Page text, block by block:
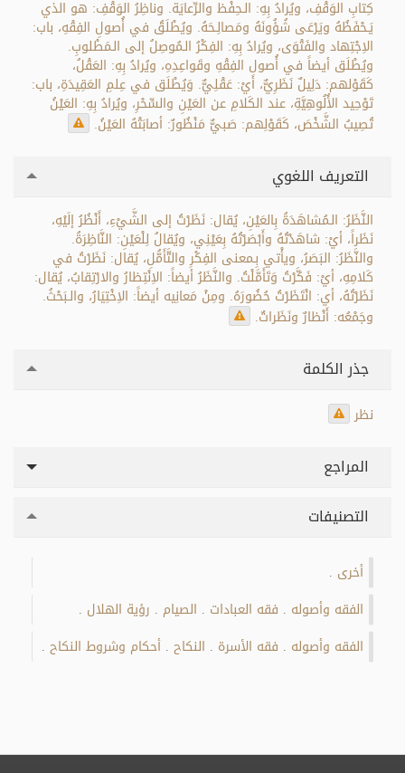
كِتابِ الوَقْفِ، ويُرادُ بِهِ: الـحِفْظ والرِّعايَة. وناظِرُ الوَقْفِ: هو الذي
يَـحْفَظُهُ ويَرْعَى شُؤُونَهُ ومَصالِـحَهُ. ويُطْلَقُ في أُصولِ الفِقْهِ، باب:
الاِجْتِهاد والفَتْوَى، ويُرادُ بِهِ: الفِكْرُ الـمُوصِلُ إلى الـمَطْلوبِ.
ويُطْلَق أيضاً في أُصولِ الفِقْهِ وقَواعِدِهِ، ويُرادُ بِهِ: العَقْلُ،
كَقَوْلهم: دَلِيلٌ نَظَرِيٌّ، أيْ: عَقْلِيٌّ. وَيُطْلَق في عِلمِ العَقِيدَةِ، باب:
تَوْحِيد الأُلُوهِيَّةِ، عند الكَلامِ عن العَيْنِ والسِّحْرِ، ويُرادُ بِهِ: العَيْنُ
تُصِيبُ الشَّخْصَ، كَقَوْلِهم: صَبيٌّ مَنْظُورٌ: أصابَتْهُ العَيْنُ.
التعريف اللغوي
النَّظَرُ: الـمُشاهَدَةُ بِالعَيْنِ، يُقال: نَظَرْتُ إلى الشَّيْءِ، أَنْظُرُ إلَيْهِ،
نَظَراً، أيْ: شاهَدْتُهُ وأَبْصَرْتُهُ بِعَيْنِي، ويُقالُ لِلْعَيْنِ: النَّاظِرَةُ.
والنَّظَرُ: البَصَرُ، ويأْتي بِـمعنى الفِكْرِ والتَّأَمُّلِ، يُقال: نَظَرْتُ في
كَلامِهِ، أيْ: فَكَّرْتُ وَتَأَمَّلْتُ. والنَّظَرُ أيضاً: الاِنْتِظارُ والارْتِقابُ، يُقال:
نَظَرْتُهُ، أي: انْتَظَرْتُ حُضُورَهُ. ومِنْ مَعانِيه أيضاً: الاِخْتِيَارُ، والـبَحْثُ.
وجَمْعُه: أَنْظارٌ ونَظَراتٌ.
جذر الكلمة
نظر
المراجع
التصنيفات
أخرى
الفقه وأصوله فقه العبادات الصيام رؤية الهلال
الفقه وأصوله فقه الأسرة النكاح أحكام وشروط النكاح